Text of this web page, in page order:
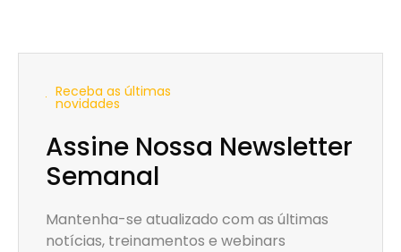
Receba as últimas
novidades
Assine Nossa Newsletter
Semanal
Mantenha-se atualizado com as últimas
notícias, treinamentos e webinars